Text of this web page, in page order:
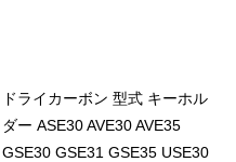
ドライカーボン 型式 キーホル
ダー ASE30 AVE30 AVE35
GSE30 GSE31 GSE35 USE30